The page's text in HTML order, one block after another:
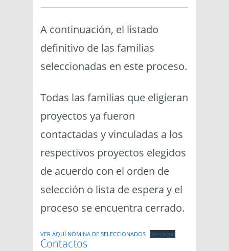
A continuación, el listado
definitivo de las familias
seleccionadas en este proceso.
Todas las familias que eligieran
proyectos ya fueron
contactadas y vinculadas a los
respectivos proyectos elegidos
de acuerdo con el orden de
selección o lista de espera y el
proceso se encuentra cerrado.
VER AQUÍ NÓMINA DE SELECCIONADOS Descargar
Contactos